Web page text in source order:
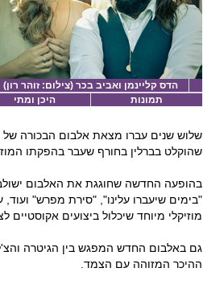
הדס קליינמן ואביב בכר (צילום: זוהר רון)
תמונות
היכן ומתי
שלוש שנים עברו מצאת אלבום הבכורה
שהוקלט בברלין בחורף שעבר בהפקתו
בהופעה החדשה שחוגגת את האלבום
"בימים שיעברו עלינו", "סירת מפרש"
מוזיקלי מיוחד שיכלול ביצועים
גם באלבום החדש המפגש בין הגיטרה
ההיכר המזוהה עם הצמד.